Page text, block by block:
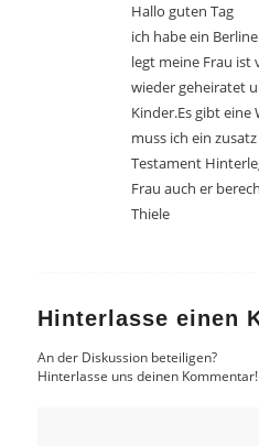
Hallo guten Tag
ich habe ein
legt meine Frau ist
wieder geheiratet
Kinder.Es gibt
muss ich ein
Testament
Frau auch er
Thiele
Hinterlasse einen
An der Diskussion beteiligen?
Hinterlasse uns deinen Kommentar!